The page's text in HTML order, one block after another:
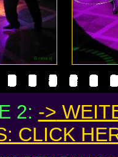
2: ->
CLICK